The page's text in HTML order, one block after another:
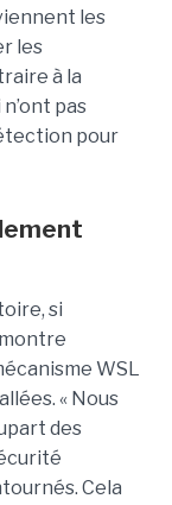
les
les
à la
pas
pour
si
montre
WSL
« Nous
des
Cela